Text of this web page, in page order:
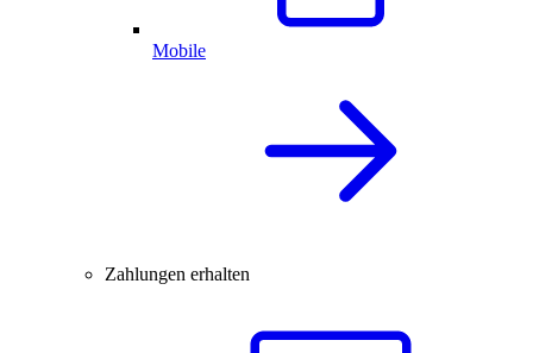
Mobile
Zahlungen erhalten